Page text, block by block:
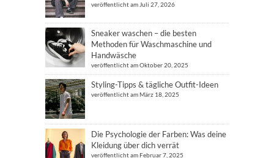
veröffentlicht am Juli 27, 2026
Sneaker waschen – die besten
Methoden für Waschmaschine und
Handwäsche
veröffentlicht am Oktober 20, 2025
Styling-Tipps & tägliche Outfit-Ideen
veröffentlicht am März 18, 2025
Die Psychologie der Farben: Was deine
Kleidung über dich verrät
veröffentlicht am Februar 7, 2025